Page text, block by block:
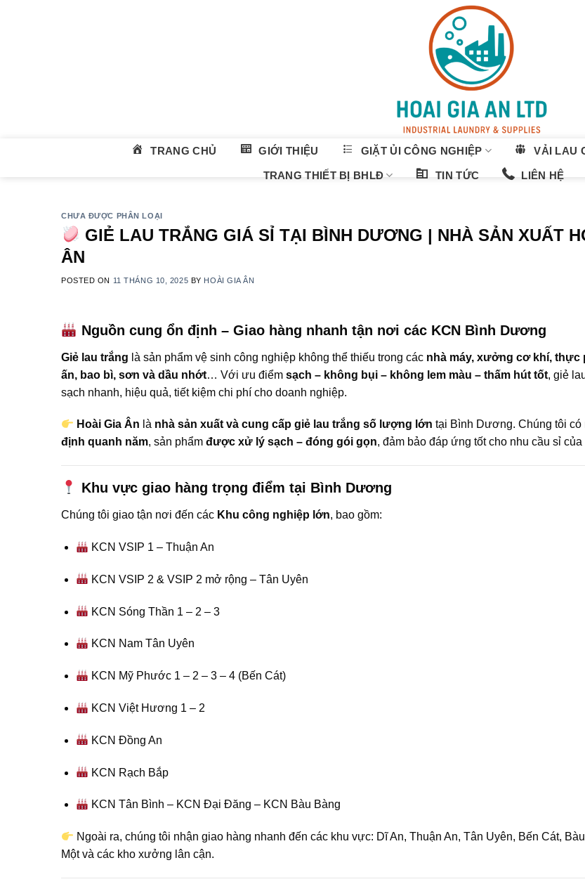
TRANG CHỦ GIỚI THIỆU GIẶT ỦI CÔNG NGHIỆP VẢI LAU
TRANG THIẾT BỊ BHLĐ TIN TỨC LIÊN HỆ
CHƯA ĐƯỢC PHÂN LOẠI
GIẺ LAU TRẮNG GIÁ SỈ TẠI BÌNH DƯƠNG | NHÀ SẢN XUẤT
ÂN
POSTED ON 11 THÁNG 10, 2025 BY HOÀI GIA ÂN
Nguồn cung ổn định – Giao hàng nhanh tận nơi các KCN Bình Dương
Giẻ lau trắng là sản phẩm vệ sinh công nghiệp không thể thiếu trong các nhà máy, xưởng cơ khí, thực
ấn, bao bì, sơn và dầu nhớt… Với ưu điểm sạch – không bụi – không lem màu – thấm hút tốt, giẻ
sạch nhanh, hiệu quả, tiết kiệm chi phí cho doanh nghiệp.
Hoài Gia Ân là nhà sản xuất và cung cấp giẻ lau trắng số lượng lớn tại Bình Dương. Chúng tôi có
định quanh năm, sản phẩm được xử lý sạch – đóng gói gọn, đảm bảo đáp ứng tốt cho nhu cầu sỉ của
Khu vực giao hàng trọng điểm tại Bình Dương
Chúng tôi giao tận nơi đến các Khu công nghiệp lớn, bao gồm:
KCN VSIP 1 – Thuận An
KCN VSIP 2 & VSIP 2 mở rộng – Tân Uyên
KCN Sóng Thần 1 – 2 – 3
KCN Nam Tân Uyên
KCN Mỹ Phước 1 – 2 – 3 – 4 (Bến Cát)
KCN Việt Hương 1 – 2
KCN Đồng An
KCN Rạch Bắp
KCN Tân Bình – KCN Đại Đăng – KCN Bàu Bàng
Ngoài ra, chúng tôi nhận giao hàng nhanh đến các khu vực: Dĩ An, Thuận An, Tân Uyên, Bến Cát,
Một và các kho xưởng lân cận.